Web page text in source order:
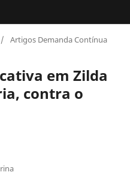
/ Artigos Demanda Contínua
em Zilda
contra o